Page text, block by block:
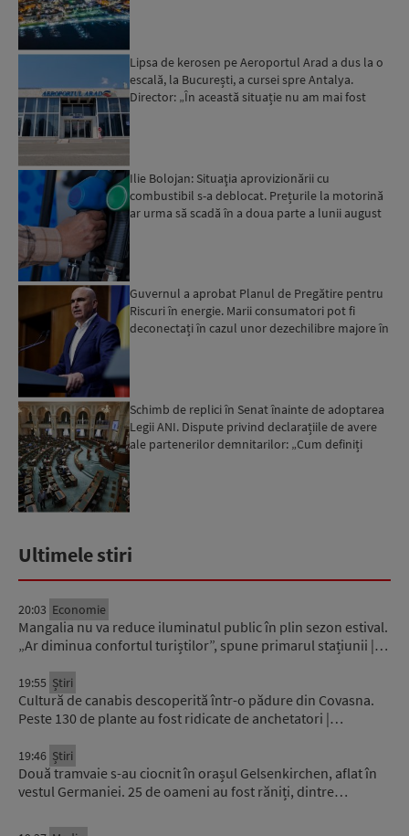
Lipsa de kerosen pe Aeroportul Arad a dus la o
escală, la București, a cursei spre Antalya.
Director: „În această situație nu am mai fost
Ilie Bolojan: Situaţia aprovizionării cu
combustibil s-a deblocat. Prețurile la motorină
ar urma să scadă în a doua parte a lunii august
Guvernul a aprobat Planul de Pregătire pentru
Riscuri în energie. Marii consumatori pot fi
deconectați în cazul unor dezechilibre majore în
Schimb de replici în Senat înainte de adoptarea
Legii ANI. Dispute privind declarațiile de avere
ale partenerilor demnitarilor: „Cum definiți
Ultimele stiri
20:03 Economie
Mangalia nu va reduce iluminatul public în plin sezon estival.
„Ar diminua confortul turiștilor”, spune primarul stațiunii |…
19:55 Știri
Cultură de canabis descoperită într-o pădure din Covasna.
Peste 130 de plante au fost ridicate de anchetatori |…
19:46 Știri
Două tramvaie s-au ciocnit în orașul Gelsenkirchen, aflat în
vestul Germaniei. 25 de oameni au fost răniți, dintre…